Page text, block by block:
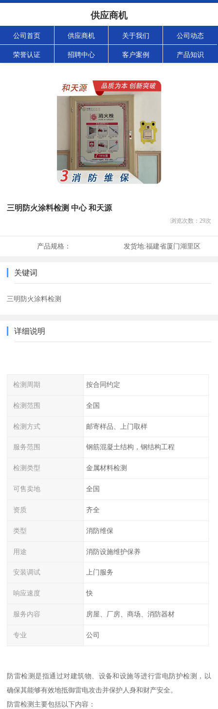
供应商机
公司首页 供应商机 关于我们 公司动态
荣誉认证 招聘中心 客户案例 产品知识
三明防火涂料检测 中心 和天源
浏览次数： 29次
产品规格： 发货地:福建省厦门湖里区
关键词
三明防火涂料检测
详细说明
检测周期 按合同约定
检测范围 全国
检测方式 邮寄样品、上门取样
服务范围 钢筋混凝土结构，钢结构工程
检测类型 金属材料检测
可售卖地 全国
资质 齐全
类型 消防维保
用途 消防设施维护保养
安装调试 上门服务
响应速度 快
服务内容 房屋、厂房、商场、消防器材
专业 公司
防雷检测是指通过对建筑物、设备和设施等进行雷电防护检测，以
确保其能够有效地抵御雷电攻击并保护人身和财产安全。
防雷检测主要包括以下内容：